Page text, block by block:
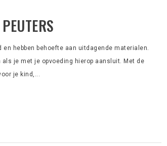
hebben behoefte aan uitdagende materialen.
je met je opvoeding hierop aansluit. Met de
je kind,...